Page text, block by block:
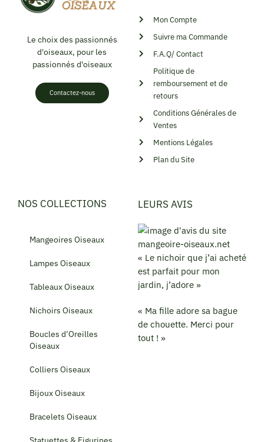
Le choix des passionnés
d'oiseaux, pour les
passionnés d'oiseaux
Contactez-nous
Mon Compte
Suivre ma Commande
F.A.Q/ Contact
Politique de
remboursement et de
retours
Conditions Générales de
Ventes
Mentions Légales
Plan du Site
NOS COLLECTIONS
Mangeoires Oiseaux
Lampes Oiseaux
Tableaux Oiseaux
Nichoirs Oiseaux
Boucles d’Oreilles
Oiseaux
Colliers Oiseaux
Bijoux Oiseaux
Bracelets Oiseaux
LEURS AVIS
« Le nichoir que j’ai acheté
est parfait pour mon
jardin, j’adore »
« Ma fille adore sa bague
de chouette. Merci pour
tout ! »